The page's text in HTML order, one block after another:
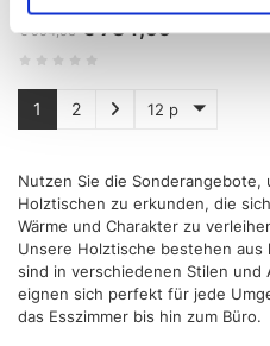
geografica, con
metro,
Identificare il tuo
attivamente alla ricerca
e imposta le tue preferenze
modificare o ritirare il tuo
dalla Dichiarazione sui
Utilizziamo i cookie per
€ 954,53 € 734,99
1 2 12 p
Nutzen Sie die Sonderangebote,
Holztischen zu erkunden, die
Wärme und Charakter zu
Unsere Holztische bestehen
sind in verschiedenen Stilen und
eignen sich perfekt für jede
das Esszimmer bis hin zum Büro.